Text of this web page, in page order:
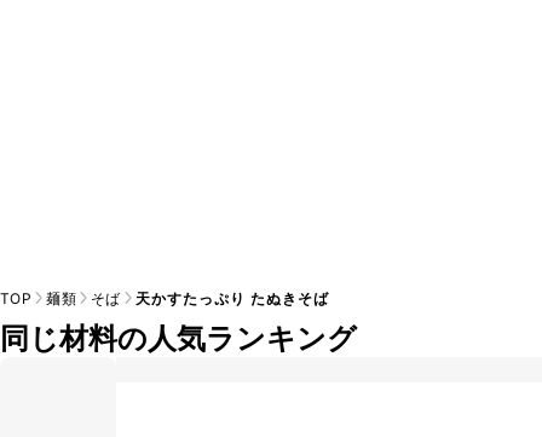
TOP 麺類 そば 天かすたっぷり たぬきそば
同じ材料の人気ランキング